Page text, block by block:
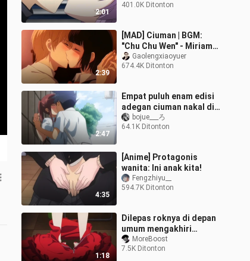
2:01
terkenal, edisi keempat
401.0K Ditonton
2:39
[MAD] Ciuman | BGM:
"Chu Chu Wen" - Miriam
YeungGaolengxiaoyuer
674.4K Ditonton
2:47
Empat puluh enam edisi
adegan ciuman nakal di
animebojue___ろ
64.1K Ditonton
4:35
[Anime] Protagonis
wanita: Ini anak kita!
Fengzhiyu__
594.7K Ditonton
1:18
Dilepas roknya di depan
umum mengakhiri
karirnya sebagai gadis
cantik
MoreBoost
7.5K Ditonton